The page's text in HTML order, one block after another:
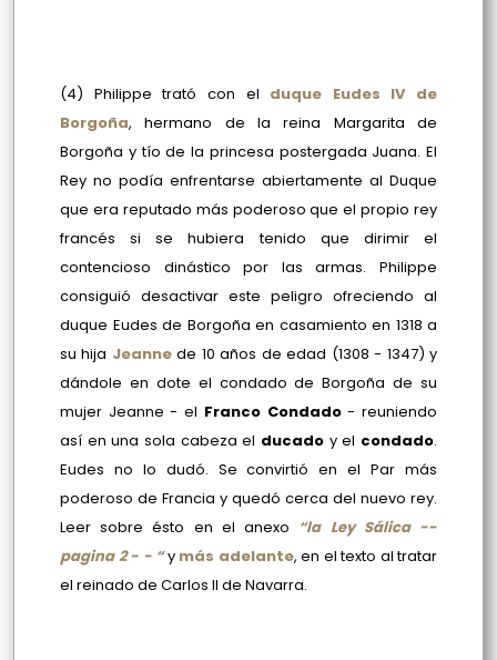
(4) Philippe trató con el duque Eudes IV de
Borgoña, hermano de la reina Margarita de
Borgoña y tío de la princesa postergada Juana. El
Rey no podía enfrentarse abiertamente al Duque
que era reputado más poderoso que el propio rey
francés si se hubiera tenido que dirimir el
contencioso dinástico por las armas. Philippe
consiguió desactivar este peligro ofreciendo al
duque Eudes de Borgoña en casamiento en 1318 a
su hija Jeannede 10 años de edad (1308 - 1347) y
dándole en dote el condado de Borgoña de su
mujer Jeanne - el Franco Condado- reuniendo
así en una sola cabeza el ducado y el condado.
Eudes no lo dudó. Se convirtió en el Par más
poderoso de Francia y quedó cerca del nuevo rey.
Leer sobre ésto en el anexo “la Ley Sálica --
pagina 2 - - “ y más adelante, en el texto al tratar
el reinado de Carlos II de Navarra.